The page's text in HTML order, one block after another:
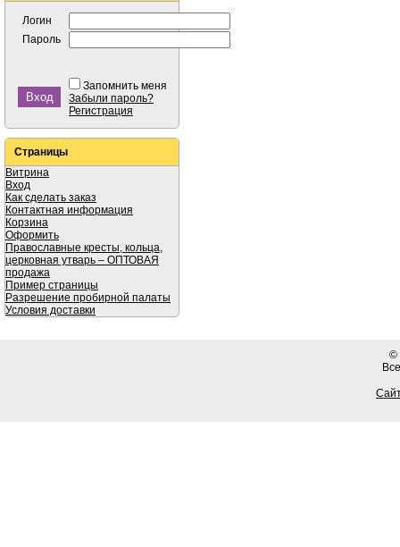
Логин
Пароль
Запомнить меня
Забыли пароль?
Регистрация
Страницы
Витрина
Вход
Как сделать заказ
Контактная информация
Корзина
Оформить
Православные кресты, кольца,
церковная утварь – ОПТОВАЯ
продажа
Пример страницы
Разрешение пробирной палаты
Условия доставки
©